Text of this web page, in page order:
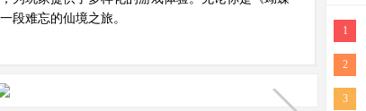
段难忘的仙境之旅。
1
2
3